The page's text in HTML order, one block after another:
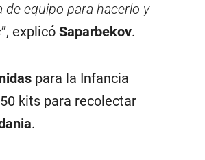
de equipo para hacerlo y
”, explicó Saparbekov.
para la Infancia
kits para recolectar
.